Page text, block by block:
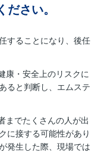
さい。
することになり、後任
康・安全上のリスクに
ると判断し、エムステ
までたくさんの人が出
に接する可能性があり
発生した際、現場では